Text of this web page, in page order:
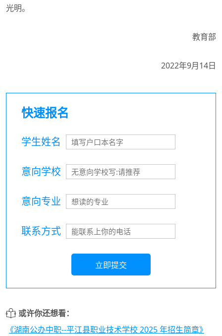
光明。
教育部
2022年9月14日
快速报名
学生姓名
意向学校
意向专业
联系方式
立即提交
或许你还想看：
《湖南公办中职--平江县职业技术学校 2025 年招生简章》